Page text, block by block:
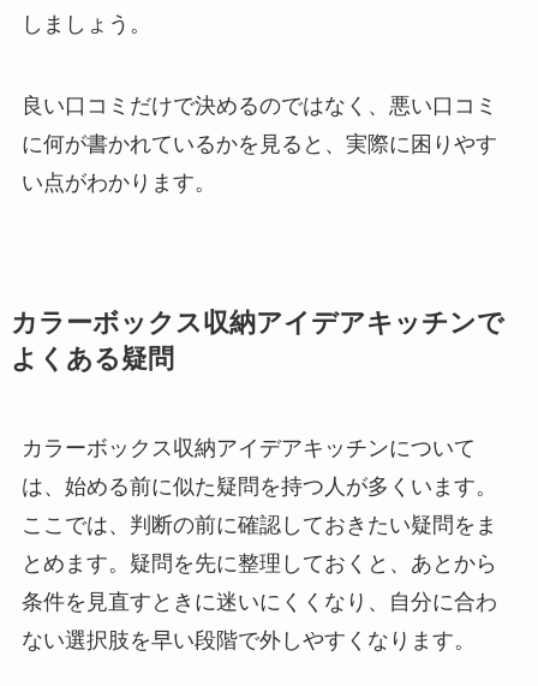
しましょう。
良い口コミだけで決めるのではなく、悪い口コミ
に何が書かれているかを見ると、実際に困りやす
い点がわかります。
カラーボックス収納アイデアキッチンで
よくある疑問
カラーボックス収納アイデアキッチンについて
は、始める前に似た疑問を持つ人が多くいます。
ここでは、判断の前に確認しておきたい疑問をま
とめます。疑問を先に整理しておくと、あとから
条件を見直すときに迷いにくくなり、自分に合わ
ない選択肢を早い段階で外しやすくなります。